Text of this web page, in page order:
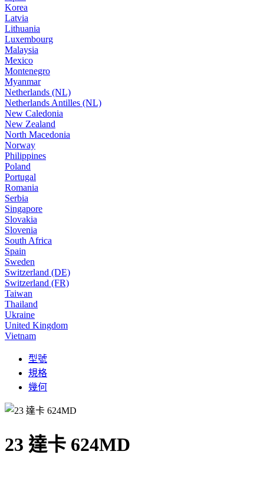
Korea
Latvia
Lithuania
Luxembourg
Malaysia
Mexico
Montenegro
Myanmar
Netherlands (NL)
Netherlands Antilles (NL)
New Caledonia
New Zealand
North Macedonia
Norway
Philippines
Poland
Portugal
Romania
Serbia
Singapore
Slovakia
Slovenia
South Africa
Spain
Sweden
Switzerland (DE)
Switzerland (FR)
Taiwan
Thailand
Ukraine
United Kingdom
Vietnam
型號
規格
幾何
23 達卡 624MD